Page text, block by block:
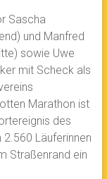
Sascha
und Manfred
sowie Uwe
mit Scheck als
Marathon ist
des
Läuferinnen
Straßenrand ein